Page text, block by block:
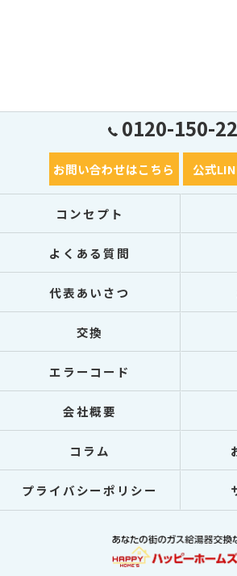
0120-150-
お問い合わせはこちら 公式
コンセプト
よくある質問
代表あいさつ
交換
エラーコード
会社概要
コラム
プライバシーポリシー